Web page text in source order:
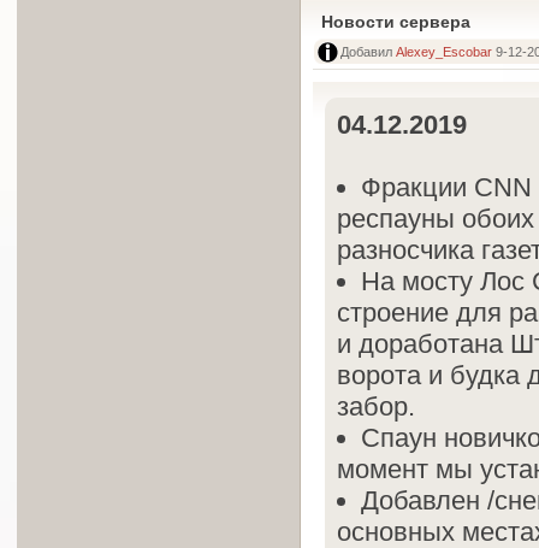
Новости сервера
Добавил Alexey_Escobar 9-12-
04.12.2019
Фракции CNN
респауны
разносчика
На мосту Лос
строение для
и доработана
ворота и будка
забор.
Спаун
момент мы
Добавлен /
основных